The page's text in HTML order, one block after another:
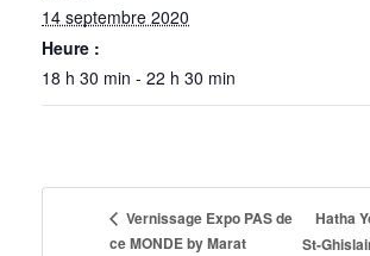
14 septembre 2020
Heure :
18 h 30 min - 22 h 30 min
Vernissage Expo PAS de
ce MONDE by Marat
Hatha
St-